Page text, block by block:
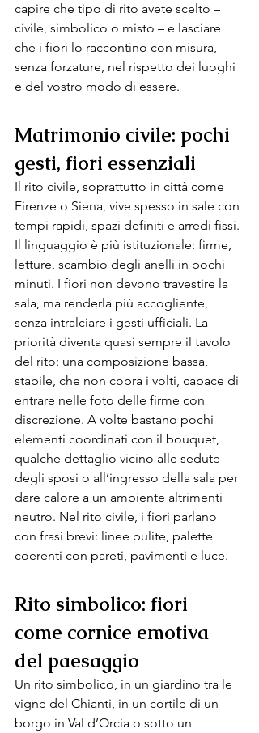
capire che tipo di rito avete scelto –
civile, simbolico o misto – e lasciare
che i fiori lo raccontino con misura,
senza forzature, nel rispetto dei luoghi
e del vostro modo di essere.
Matrimonio civile: pochi
gesti, fiori essenziali
Il rito civile, soprattutto in città come
Firenze o Siena, vive spesso in sale con
tempi rapidi, spazi definiti e arredi fissi.
Il linguaggio è più istituzionale: firme,
letture, scambio degli anelli in pochi
minuti. I fiori non devono travestire la
sala, ma renderla più accogliente,
senza intralciare i gesti ufficiali. La
priorità diventa quasi sempre il tavolo
del rito: una composizione bassa,
stabile, che non copra i volti, capace di
entrare nelle foto delle firme con
discrezione. A volte bastano pochi
elementi coordinati con il bouquet,
qualche dettaglio vicino alle sedute
degli sposi o all’ingresso della sala per
dare calore a un ambiente altrimenti
neutro. Nel rito civile, i fiori parlano
con frasi brevi: linee pulite, palette
coerenti con pareti, pavimenti e luce.
Rito simbolico: fiori
come cornice emotiva
del paesaggio
Un rito simbolico, in un giardino tra le
vigne del Chianti, in un cortile di un
borgo in Val d’Orcia o sotto un